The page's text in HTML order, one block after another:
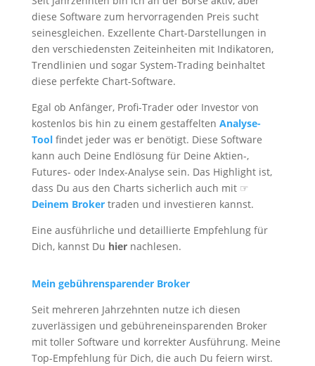
diese Software zum hervorragenden Preis sucht
seinesgleichen. Exzellente Chart-Darstellungen in
den verschiedensten Zeiteinheiten mit Indikatoren,
Trendlinien und sogar System-Trading beinhaltet
diese perfekte Chart-Software.
Egal ob Anfänger, Profi-Trader oder Investor von
kostenlos bis hin zu einem gestaffelten Analyse-
Toolfindet jeder was er benötigt. Diese Software
kann auch Deine Endlösung für Deine Aktien-,
Futures- oder Index-Analyse sein. Das Highlight ist,
dass Du aus den Charts sicherlich auch mit ☞
Deinem Brokertraden und investieren kannst.
Eine ausführliche und detaillierte Empfehlung für
Dich, kannst Du hiernachlesen.
Mein gebührensparender Broker
Seit mehreren Jahrzehnten nutze ich diesen
zuverlässigen und gebühreneinsparenden Broker
mit toller Software und korrekter Ausführung. Meine
Top-Empfehlung für Dich, die auch Du feiern wirst.